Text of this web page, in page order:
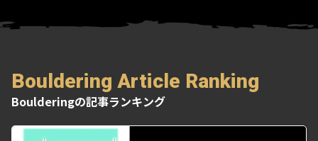
Bouldering Article Ranking
Boulderingの記事ランキング